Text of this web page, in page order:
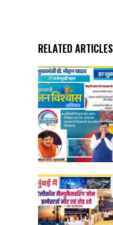
RELATED ARTICLES